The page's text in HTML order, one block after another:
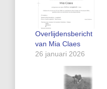
Overlijdensbericht
van Mia Claes
26 januari 2026